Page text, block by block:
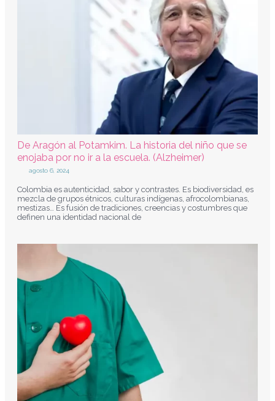
De Aragón al Potamkim. La historia del niño que se
enojaba por no ir a la escuela. (Alzheimer)
agosto 6, 2024
Colombia es autenticidad, sabor y contrastes. Es biodiversidad, es
mezcla de grupos étnicos, culturas indígenas, afrocolombianas,
mestizas… Es fusión de tradiciones, creencias y costumbres que
definen una identidad nacional de